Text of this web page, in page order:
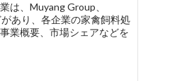
は、Muyang Group、
あり、各企業の家禽飼料処
業概要、市場シェアなどを